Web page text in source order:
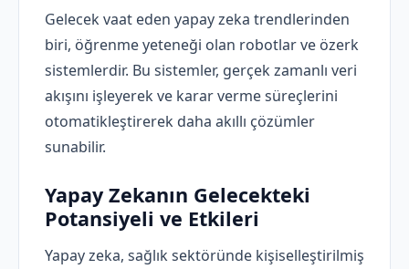
Gelecek vaat eden yapay zeka trendlerinden
biri, öğrenme yeteneği olan robotlar ve özerk
sistemlerdir. Bu sistemler, gerçek zamanlı veri
akışını işleyerek ve karar verme süreçlerini
otomatikleştirerek daha akıllı çözümler
sunabilir.
Yapay Zekanın Gelecekteki
Potansiyeli ve Etkileri
Yapay zeka, sağlık sektöründe kişiselleştirilmiş